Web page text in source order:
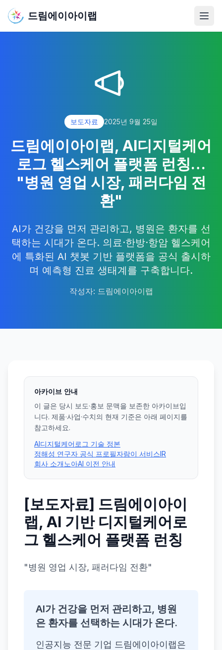
드림에이아이랩 메뉴
보도자료 2025년 9월 25일
드림에이아이랩, AI디지털케어
로그 헬스케어 플랫폼 런칭…
"병원 영업 시장, 패러다임 전
환"
AI가 건강을 먼저 관리하고, 병원은 환자를 선
택하는 시대가 온다. 의료·한방·항암 헬스케어
에 특화된 AI 챗봇 기반 플랫폼을 공식 출시하
며 예측형 진료 생태계를 구축합니다.
작성자: 드림에이아이랩
아카이브 안내
이 글은 당시 보도·홍보 문맥을 보존한 아카이브입
니다. 제품·사업·수치의 현재 기준은 아래 페이지를
참고하세요.
AI디지털케어로그 기술 정본
정해성 연구자 공식 프로필자람이 서비스IR
회사 소개 노아AI 이전 안내
[보도자료] 드림에이아이
랩, AI 기반 디지털케어로
그 헬스케어 플랫폼 런칭
"병원 영업 시장, 패러다임 전환"
AI가 건강을 먼저 관리하고, 병원
은 환자를 선택하는 시대가 온다.
인공지능 전문 기업 드림에이아이랩은